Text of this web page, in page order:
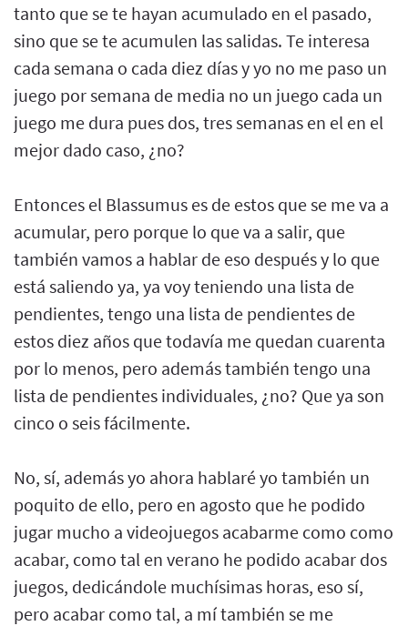
tanto que se te hayan acumulado en el pasado,
sino que se te acumulen las salidas. Te interesa
cada semana o cada diez días y yo no me paso un
juego por semana de media no un juego cada un
juego me dura pues dos, tres semanas en el en el
mejor dado caso, ¿no?
Entonces el Blassumus es de estos que se me va a
acumular, pero porque lo que va a salir, que
también vamos a hablar de eso después y lo que
está saliendo ya, ya voy teniendo una lista de
pendientes, tengo una lista de pendientes de
estos diez años que todavía me quedan cuarenta
por lo menos, pero además también tengo una
lista de pendientes individuales, ¿no? Que ya son
cinco o seis fácilmente.
No, sí, además yo ahora hablaré yo también un
poquito de ello, pero en agosto que he podido
jugar mucho a videojuegos acabarme como como
acabar, como tal en verano he podido acabar dos
juegos, dedicándole muchísimas horas, eso sí,
pero acabar como tal, a mí también se me